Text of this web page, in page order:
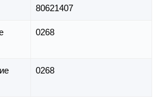
80621407
0268
0268